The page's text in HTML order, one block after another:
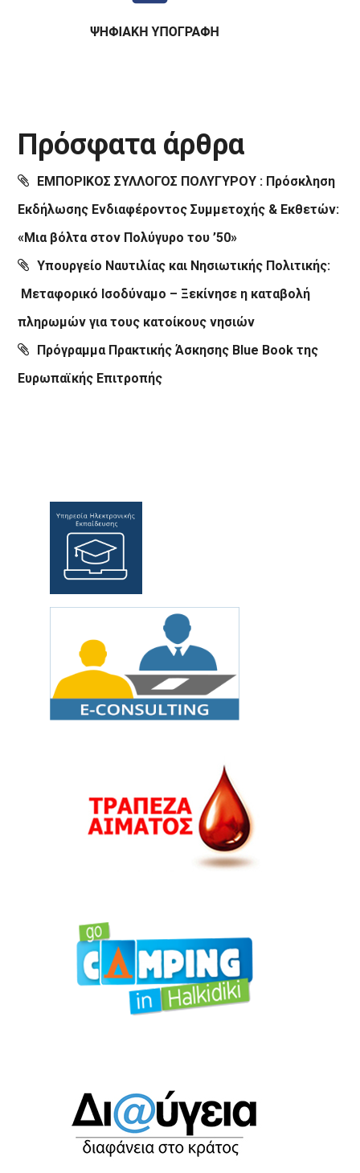
Πρόσφατα άρθρα
ΕΜΠΟΡΙΚΟΣ ΣΥΛΛΟΓΟΣ ΠΟΛΥΓΥΡΟΥ : Πρόσκληση
Εκδήλωσης Ενδιαφέροντος Συμμετοχής & Εκθετών:
«Μια βόλτα στον Πολύγυρο του ’50»
Υπουργείο Ναυτιλίας και Νησιωτικής Πολιτικής:
Μεταφορικό Ισοδύναμο – Ξεκίνησε η καταβολή
πληρωμών για τους κατοίκους νησιών
Πρόγραμμα Πρακτικής Άσκησης Blue Book της
Ευρωπαϊκής Επιτροπής